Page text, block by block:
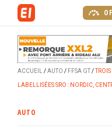
ACCUEIL AUTO FFSA GT TROIS
LABELLISÉES SRO : NORDIC,
AUTO